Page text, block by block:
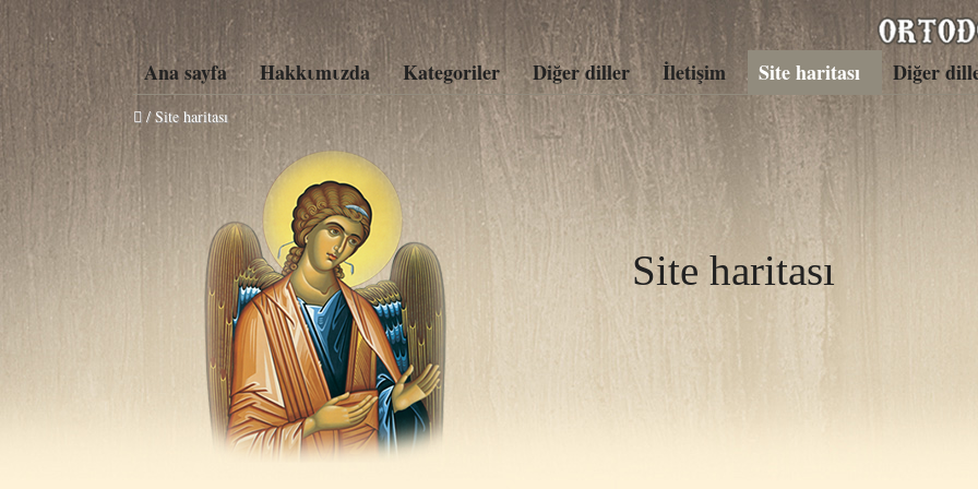
Ana sayfa Hakkιmιzda Kategoriler Diğer diller İletişim Site haritası Diğer
/ Site haritası
Site haritası